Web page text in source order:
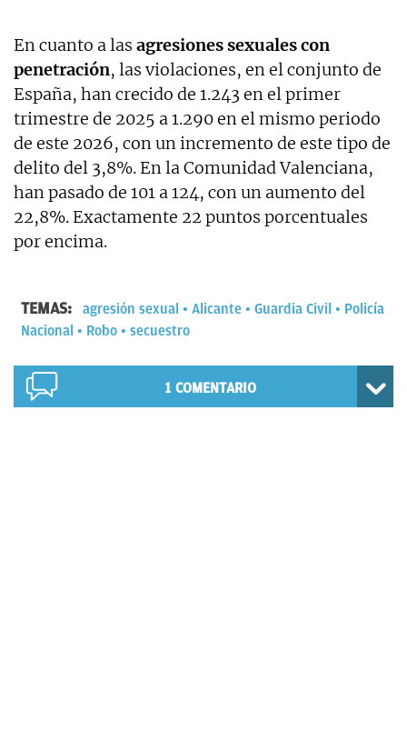
En cuanto a las agresiones sexuales con
penetración, las violaciones, en el conjunto de
España, han crecido de 1.243 en el primer
trimestre de 2025 a 1.290 en el mismo periodo
de este 2026, con un incremento de este tipo de
delito del 3,8%. En la Comunidad Valenciana,
han pasado de 101 a 124, con un aumento del
22,8%. Exactamente 22 puntos porcentuales
por encima.
TEMAS: agresión sexual Alicante Guardia Civil
Policía
Nacional
Robo secuestro
1 COMENTARIO